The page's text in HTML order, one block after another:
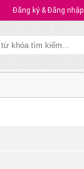
Đăng ký & Đăng nhập